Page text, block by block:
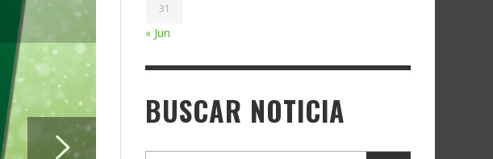
31
« Jun
BUSCAR NOTICIA